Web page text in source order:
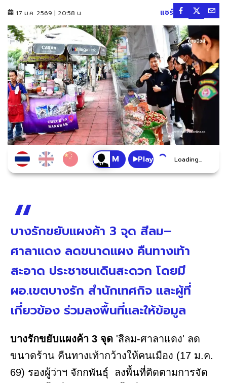
17 ม.ค. 2569 | 20:58 น. แชร์
Play Loading...
บางรักขยับแผงค้า 3 จุด สีลม–
ศาลาแดง ลดขนาดแผง คืนทางเท้า
สะอาด ประชาชนเดินสะดวก โดยมี
ผอ.เขตบางรัก สำนักเทศกิจ และผู้ที่
เกี่ยวข้อง ร่วมลงพื้นที่และให้ข้อมูล
บางรักขยับแผงค้า 3 จุด 'สีลม-ศาลาแดง' ลด
ขนาดร้าน คืนทางเท้ากว้างให้คนเมือง (17 ม.ค.
69) รองผู้ว่าฯ จักกพันธุ์ ลงพื้นที่ติดตามการจัด